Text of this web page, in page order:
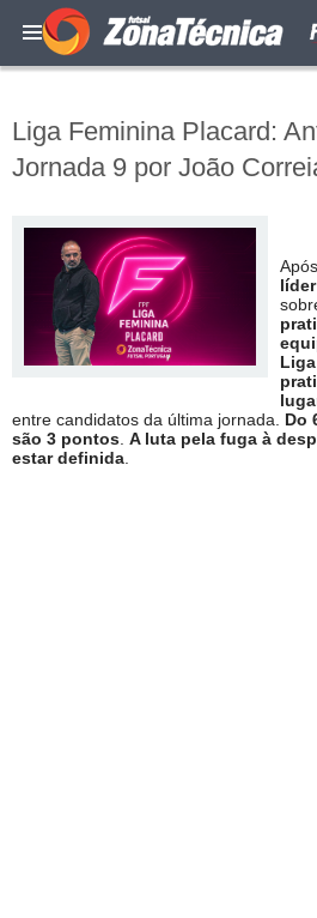
Liga Feminina Placard:
Jornada 9 por João
Liga
entre candidatos da última jornada. Do
são 3 pontos A luta pela fuga à
estar definida